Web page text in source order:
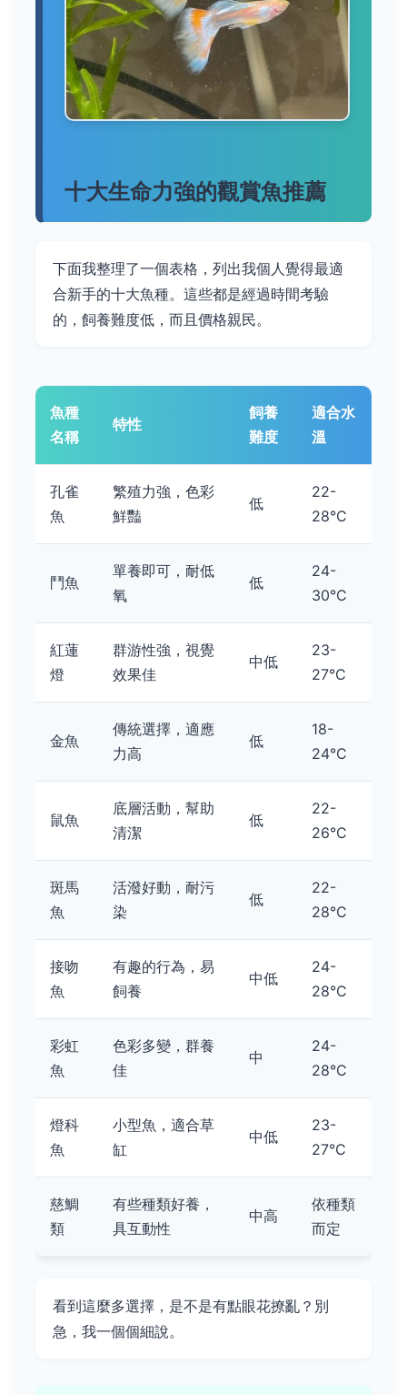
十大生命力強的觀賞魚推薦
下面我整理了一個表格，列出我個人覺得最適
合新手的十大魚種。這些都是經過時間考驗
的，飼養難度低，而且價格親民。
魚種
名稱
特性
飼養
難度
適合水
溫
孔雀
魚
繁殖力強，色彩
鮮豔
低
22-
28°C
鬥魚
單養即可，耐低
氧
低
24-
30°C
紅蓮
燈
群游性強，視覺
效果佳
中低
23-
27°C
金魚
傳統選擇，適應
力高
低
18-
24°C
鼠魚
底層活動，幫助
清潔
低
22-
26°C
斑馬
魚
活潑好動，耐污
染
低
22-
28°C
接吻
魚
有趣的行為，易
飼養
中低
24-
28°C
彩虹
魚
色彩多變，群養
佳
中
24-
28°C
燈科
魚
小型魚，適合草
缸
中低
23-
27°C
慈鯛
類
有些種類好養，
具互動性
中高
依種類
而定
看到這麼多選擇，是不是有點眼花撩亂？別
急，我一個個細說。